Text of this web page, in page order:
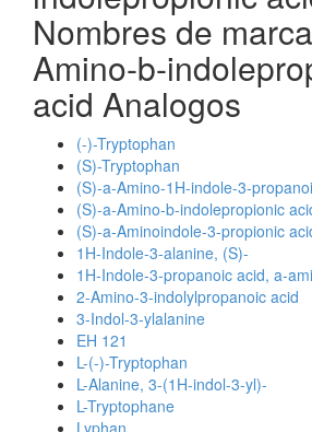
Nombres de
Amino-b-
acid Analogos
(-)-Tryptophan
(S)-Tryptophan
(S)-a-Amino-1H-indole-3-
(S)-a-Amino-b-indolepropionic
(S)-a-Aminoindole-3-propionic
1H-Indole-3-alanine, (S)-
1H-Indole-3-propanoic acid, a-
2-Amino-3-indolylpropanoic acid
3-Indol-3-ylalanine
EH 121
L-(-)-Tryptophan
L-Alanine, 3-(1H-indol-3-yl)-
L-Tryptophane
Lyphan